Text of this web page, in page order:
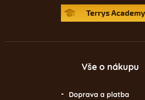
Vše o nákupu
Doprava a platba